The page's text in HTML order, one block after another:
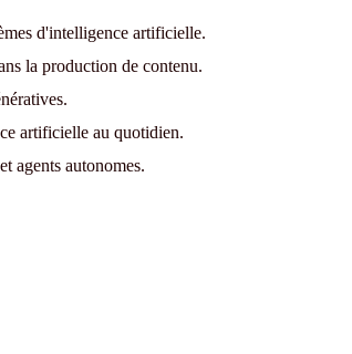
d'intelligence artificielle.
la production de contenu.
artificielle au quotidien.
agents autonomes.